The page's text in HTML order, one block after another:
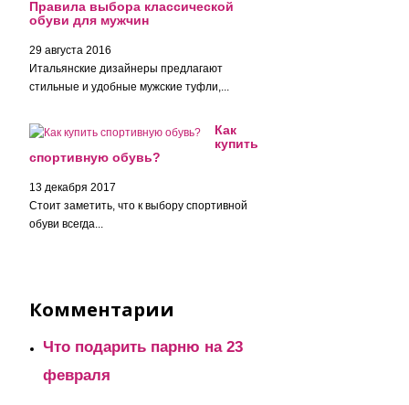
Правила выбора классической
обуви для мужчин
29 августа 2016
Итальянские дизайнеры предлагают
стильные и удобные мужские туфли,...
Как
купить
спортивную обувь?
13 декабря 2017
Стоит заметить, что к выбору спортивной
обуви всегда...
Комментарии
Что подарить парню на 23
февраля